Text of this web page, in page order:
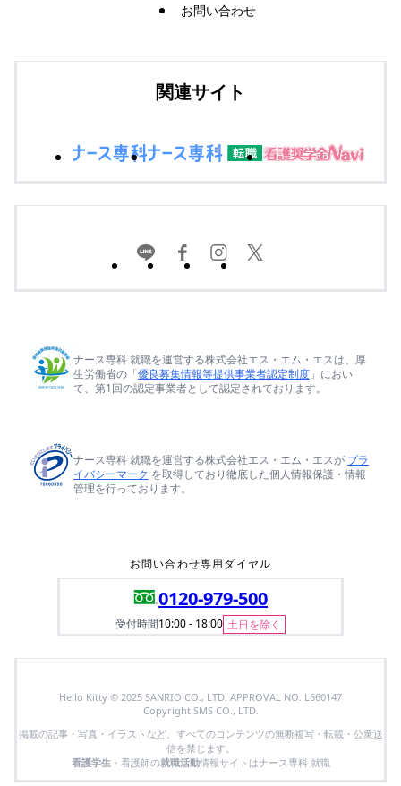
お問い合わせ
関連サイト
ナース専科 就職を運営する株式会社エス・エム・エスは、厚
生労働省の「優良募集情報等提供事業者認定制度 」におい
て、第1回の認定事業者として認定されております。
ナース専科 就職を運営する株式会社エス・エム・エスが プラ
イバシーマーク を取得しており徹底した個人情報保護・情報
管理を行っております。
お問い合わせ専用ダイヤル
0120-979-500
受付時間10:00 - 18:00 土日を除く
Hello Kitty © 2025 SANRIO CO., LTD. APPROVAL NO. L660147
Copyright SMS CO., LTD.
掲載の記事・写真・イラストなど、すべてのコンテンツの無断複写・転載・公衆送
信を禁じます。
看護学生 ・看護師の就職活動情報サイトはナース専科 就職